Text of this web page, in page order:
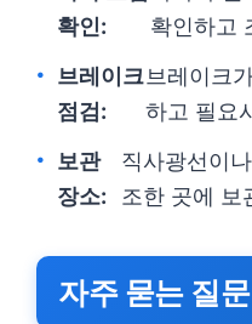
확인:
확인하고
브레이크
점검:
브레이크
하고 필요
보관
장소:
직사광선이
조한 곳에 보
자주 묻는 질문